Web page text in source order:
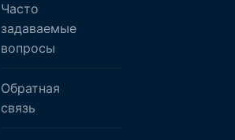
Часто
задаваемые
вопросы
Обратная
связь